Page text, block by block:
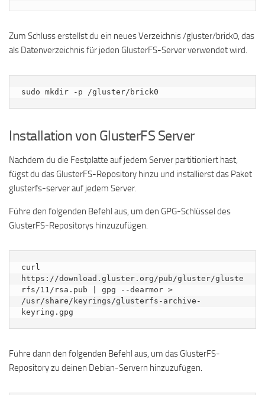
Zum Schluss erstellst du ein neues Verzeichnis /gluster/brick0, das
als Datenverzeichnis für jeden GlusterFS-Server verwendet wird.
sudo mkdir -p /gluster/brick0
Installation von GlusterFS Server
Nachdem du die Festplatte auf jedem Server partitioniert hast,
fügst du das GlusterFS-Repository hinzu und installierst das Paket
glusterfs-server auf jedem Server.
Führe den folgenden Befehl aus, um den GPG-Schlüssel des
GlusterFS-Repositorys hinzuzufügen.
curl
https://download.gluster.org/pub/gluster/gluste
rfs/11/rsa.pub | gpg --dearmor >
/usr/share/keyrings/glusterfs-archive-
keyring.gpg
Führe dann den folgenden Befehl aus, um das GlusterFS-
Repository zu deinen Debian-Servern hinzuzufügen.